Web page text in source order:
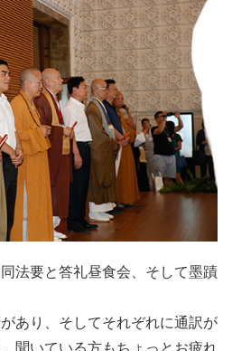
法要と答礼昼食会、そして墨蹟
あり、そしてそれぞれに通訳が